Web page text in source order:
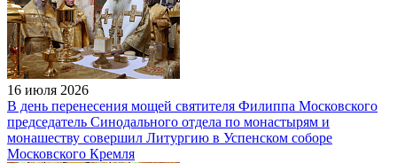
16 июля 2026
В день перенесения мощей святителя Филиппа Московского
председатель Синодального отдела по монастырям и
монашеству совершил Литургию в Успенском соборе
Московского Кремля